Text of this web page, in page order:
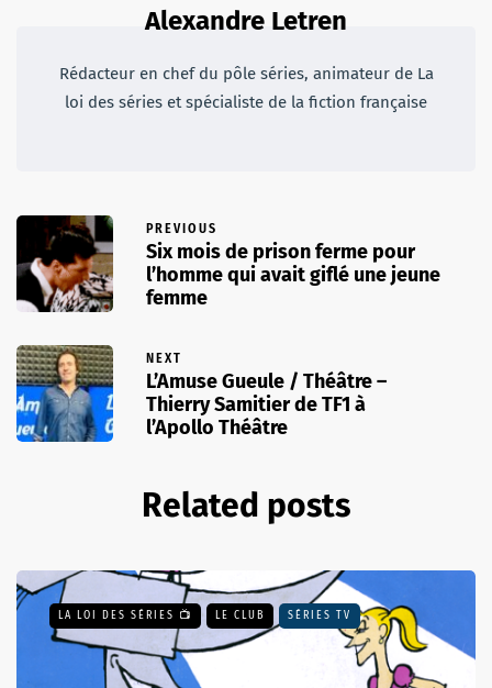
Alexandre Letren
Rédacteur en chef du pôle séries, animateur de La
loi des séries et spécialiste de la fiction française
PREVIOUS
Six mois de prison ferme pour
l’homme qui avait giflé une jeune
femme
NEXT
L’Amuse Gueule / Théâtre –
Thierry Samitier de TF1 à
l’Apollo Théâtre
Related posts
LA LOI DES SÉRIES 📺 LE CLUB SÉRIES TV